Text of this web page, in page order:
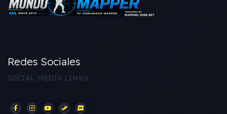
Redes Sociales
SOCIAL MEDIA LINKS